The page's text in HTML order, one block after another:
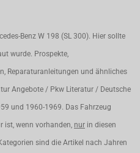
Benz W 198 (SL 300). Hier sollte
wurde. Prospekte,
Reparaturanleitungen und ähnliches
Angebote / Pkw Literatur / Deutsche
und 1960-1969. Das Fahrzeug
ist, wenn vorhanden, nur in diesen
sind die Artikel nach Jahren